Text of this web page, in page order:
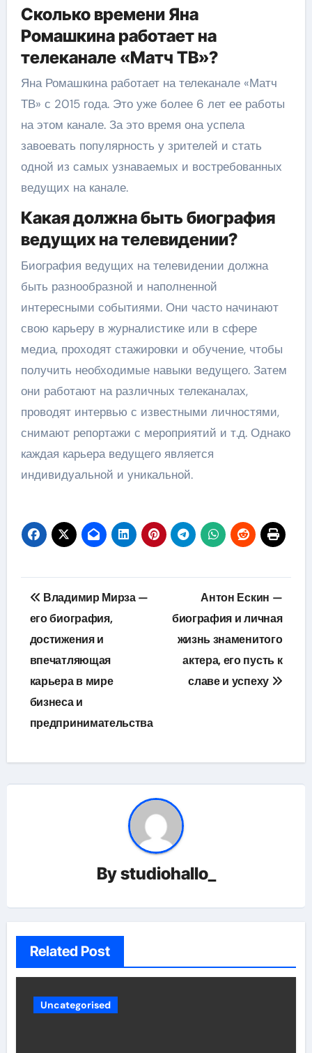
Сколько времени Яна
Ромашкина работает на
телеканале «Матч ТВ»?
Яна Ромашкина работает на телеканале «Матч
ТВ» с 2015 года. Это уже более 6 лет ее работы
на этом канале. За это время она успела
завоевать популярность у зрителей и стать
одной из самых узнаваемых и востребованных
ведущих на канале.
Какая должна быть биография
ведущих на телевидении?
Биография ведущих на телевидении должна
быть разнообразной и наполненной
интересными событиями. Они часто начинают
свою карьеру в журналистике или в сфере
медиа, проходят стажировки и обучение, чтобы
получить необходимые навыки ведущего. Затем
они работают на различных телеканалах,
проводят интервью с известными личностями,
снимают репортажи с мероприятий и т.д. Однако
каждая карьера ведущего является
индивидуальной и уникальной.
Навигация
по
записям
Владимир Мирза —
его биография,
достижения и
впечатляющая
карьера в мире
бизнеса и
предпринимательства
Антон Ескин —
биография и личная
жизнь знаменитого
актера, его пусть к
славе и успеху
Bystudiohallo_
Related Post
Uncategorised